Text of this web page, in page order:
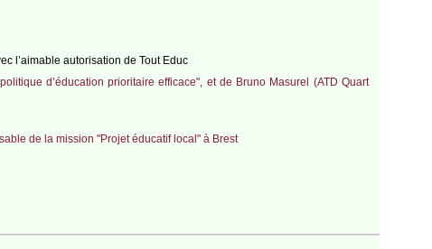
l’aimable autorisation de Tout Educ
d’éducation prioritaire efficace", et de Bruno Masurel (ATD Quart
de la mission "Projet éducatif local" à Brest